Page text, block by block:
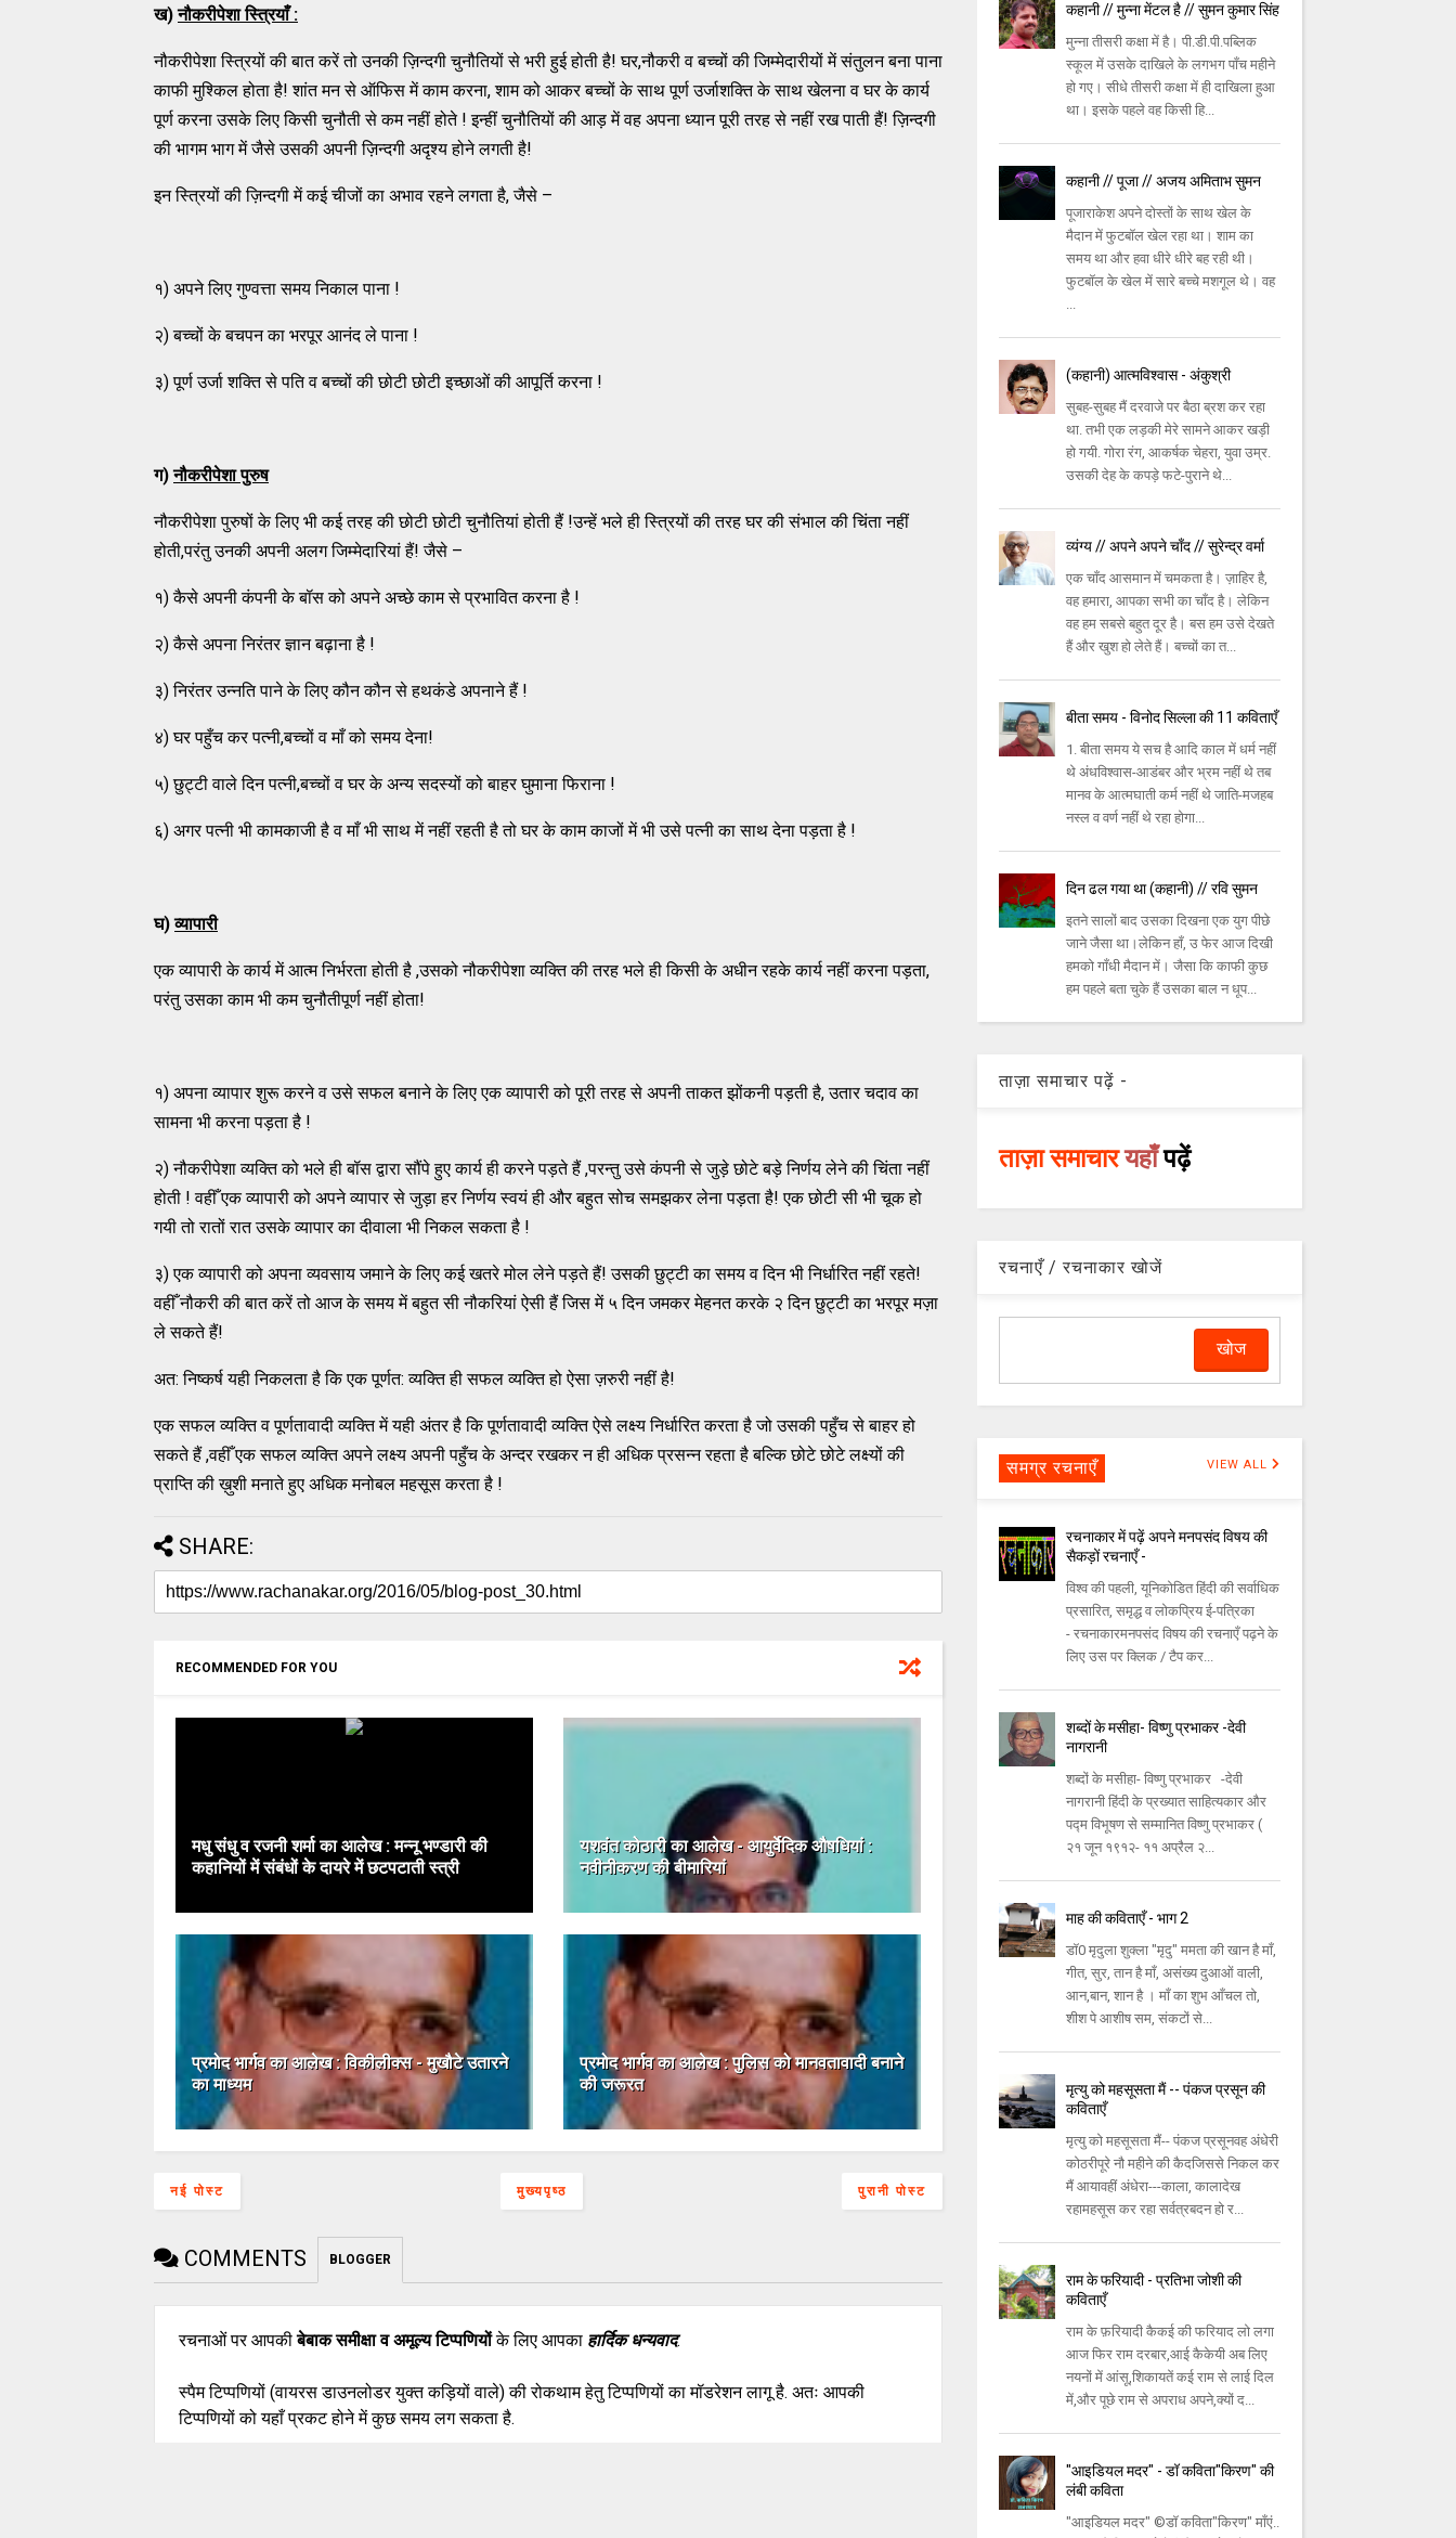
ख)नौकरीपेशा स्त्रियाँ:
नौकरीपेशा स्त्रियों की बात करें तो उनकी ज़िन्दगी चुनौतियों से भरी हुई होती है! घर,नौकरी व बच्चों की जिम्मेदारीयों में संतुलन बना पाना
काफी मुश्किल होता है! शांत मन से ऑफिस में काम करना, शाम को आकर बच्चों के साथ पूर्ण उर्जाशक्ति के साथ खेलना व घर के कार्य
पूर्ण करना उसके लिए किसी चुनौती से कम नहीं होते ! इन्हीं चुनौतियों की आड़ में वह अपना ध्यान पूरी तरह से नहीं रख पाती हैं! ज़िन्दगी
की भागम भाग में जैसे उसकी अपनी ज़िन्दगी अदृश्य होने लगती है!
इन स्त्रियों की ज़िन्दगी में कई चीजों का अभाव रहने लगता है, जैसे –
१) अपने लिए गुण्वत्ता समय निकाल पाना !
२) बच्चों के बचपन का भरपूर आनंद ले पाना !
३) पूर्ण उर्जा शक्ति से पति व बच्चों की छोटी छोटी इच्छाओं की आपूर्ति करना !
ग)नौकरीपेशा पुरुष
नौकरीपेशा पुरुषों के लिए भी कई तरह की छोटी छोटी चुनौतियां होती हैं !उन्हें भले ही स्त्रियों की तरह घर की संभाल की चिंता नहीं
होती,परंतु उनकी अपनी अलग जिम्मेदारियां हैं! जैसे –
१) कैसे अपनी कंपनी के बॉस को अपने अच्छे काम से प्रभावित करना है !
२) कैसे अपना निरंतर ज्ञान बढ़ाना है !
३) निरंतर उन्नति पाने के लिए कौन कौन से हथकंडे अपनाने हैं !
४) घर पहुँच कर पत्नी,बच्चों व माँ को समय देना!
५) छुट्टी वाले दिन पत्नी,बच्चों व घर के अन्य सदस्यों को बाहर घुमाना फिराना !
६) अगर पत्नी भी कामकाजी है व माँ भी साथ में नहीं रहती है तो घर के काम काजों में भी उसे पत्नी का साथ देना पड़ता है !
घ)व्यापारी
एक व्यापारी के कार्य में आत्म निर्भरता होती है ,उसको नौकरीपेशा व्यक्ति की तरह भले ही किसी के अधीन रहके कार्य नहीं करना पड़ता,
परंतु उसका काम भी कम चुनौतीपूर्ण नहीं होता!
१) अपना व्यापार शुरू करने व उसे सफल बनाने के लिए एक व्यापारी को पूरी तरह से अपनी ताकत झोंकनी पड़ती है, उतार चदाव का
सामना भी करना पड़ता है !
२) नौकरीपेशा व्यक्ति को भले ही बॉस द्वारा सौंपे हुए कार्य ही करने पड़ते हैं ,परन्तु उसे कंपनी से जुड़े छोटे बड़े निर्णय लेने की चिंता नहीं
होती ! वहीँ एक व्यापारी को अपने व्यापार से जुड़ा हर निर्णय स्वयं ही और बहुत सोच समझकर लेना पड़ता है! एक छोटी सी भी चूक हो
गयी तो रातों रात उसके व्यापार का दीवाला भी निकल सकता है !
३) एक व्यापारी को अपना व्यवसाय जमाने के लिए कई खतरे मोल लेने पड़ते हैं! उसकी छुट्टी का समय व दिन भी निर्धारित नहीं रहते!
वहीँ नौकरी की बात करें तो आज के समय में बहुत सी नौकरियां ऐसी हैं जिस में ५ दिन जमकर मेहनत करके २ दिन छुट्टी का भरपूर मज़ा
ले सकते हैं!
अत: निष्कर्ष यही निकलता है कि एक पूर्णत: व्यक्ति ही सफल व्यक्ति हो ऐसा ज़रुरी नहीं है!
एक सफल व्यक्ति व पूर्णतावादी व्यक्ति में यही अंतर है कि पूर्णतावादी व्यक्ति ऐसे लक्ष्य निर्धारित करता है जो उसकी पहुँच से बाहर हो
सकते हैं ,वहीँ एक सफल व्यक्ति अपने लक्ष्य अपनी पहुँच के अन्दर रखकर न ही अधिक प्रसन्न रहता है बल्कि छोटे छोटे लक्ष्यों की
प्राप्ति की ख़ुशी मनाते हुए अधिक मनोबल महसूस करता है !
SHARE:
RECOMMENDED FOR YOU
मधु संधु व रजनी शर्मा का आलेख : मन्नू भण्डारी की
कहानियों में संबंधों के दायरे में छटपटाती स्त्री
यशवंत कोठारी का आलेख - आयुर्वेदिक औषधियां :
नवीनीकरण की बीमारियां
प्रमोद भार्गव का आलेख : विकीलीक्‍स - मुखौटे उतारने
का माध्‍यम
प्रमोद भार्गव का आलेख : पुलिस को मानवतावादी बनाने
की जरूरत
नई पोस्ट पुरानी पोस्ट
मुख्यपृष्ठ
COMMENTS BLOGGER
रचनाओं पर आपकीबेबाक समीक्षा व अमूल्य टिप्पणियोंके लिए आपका हार्दिक धन्यवाद.
स्पैम टिप्पणियों (वायरस डाउनलोडर युक्त कड़ियों वाले) की रोकथाम हेतु टिप्पणियों का मॉडरेशन लागू है. अतः आपकी
टिप्पणियों को यहाँ प्रकट होने में कुछ समय लग सकता है.
कहानी // मुन्ना मेंटल है // सुमन कुमार सिंह
मुन्ना तीसरी कक्षा में है। पी.डी.पी.पब्लिक
स्कूल में उसके दाखिले के लगभग पाँच महीने
हो गए। सीधे तीसरी कक्षा में ही दाखिला हुआ
था। इसके पहले वह किसी हि...
कहानी // पूजा // अजय अमिताभ सुमन
पूजाराकेश अपने दोस्तों के साथ खेल के
मैदान में फुटबॉल खेल रहा था। शाम का
समय था और हवा धीरे धीरे बह रही थी।
फुटबॉल के खेल में सारे बच्चे मशगूल थे। वह
...
(कहानी) आत्मविश्वास - अंकुश्री
सुबह-सुबह मैं दरवाजे पर बैठा ब्रश कर रहा
था. तभी एक लड़की मेरे सामने आकर खड़ी
हो गयी. गोरा रंग, आकर्षक चेहरा, युवा उम्र.
उसकी देह के कपड़े फटे-पुराने थे...
व्यंग्य // अपने अपने चाँद // सुरेन्द्र वर्मा
एक चाँद आसमान में चमकता है। ज़ाहिर है,
वह हमारा, आपका सभी का चाँद है। लेकिन
वह हम सबसे बहुत दूर है। बस हम उसे देखते
हैं और खुश हो लेते हैं। बच्चों का त...
बीता समय - विनोद सिल्ला की 11 कविताएँ
1. बीता समय ये सच है आदि काल में धर्म नहीं
थे अंधविश्वास-आडंबर और भ्रम नहीं थे तब
मानव के आत्मघाती कर्म नहीं थे जाति-मजहब
नस्ल व वर्ण नहीं थे रहा होगा...
दिन ढल गया था (कहानी) // रवि सुमन
इतने सालों बाद उसका दिखना एक युग पीछे
जाने जैसा था।लेकिन हाँ, उ फेर आज दिखी
हमको गाँधी मैदान में। जैसा कि काफी कुछ
हम पहले बता चुके हैं उसका बाल न धूप...
ताज़ा समाचार पढ़ें -
ताज़ा समाचारयहाँपढ़ें
रचनाएँ / रचनाकार खोजें
समग्र रचनाएँ VIEW ALL
रचनाकार में पढ़ें अपने मनपसंद विषय की
सैकड़ों रचनाएँ -
विश्व की पहली, यूनिकोडित हिंदी की सर्वाधिक
प्रसारित, समृद्ध व लोकप्रिय ई-पत्रिका
- रचनाकारमनपसंद विषय की रचनाएँ पढ़ने के
लिए उस पर क्लिक / टैप कर...
शब्दों के मसीहा- विष्णु प्रभाकर -देवी
नागरानी
शब्दों के मसीहा- विष्णु प्रभाकर -देवी
नागरानी हिंदी के प्रख्यात साहित्यकार और
पद्म विभूषण से सम्मानित विष्णु प्रभाकर (
२१ जून १९१२- ११ अप्रैल २...
माह की कविताएँ - भाग 2
डॉ0 मृदुला शुक्ला "मृदु" ममता की खान है माँ,
गीत, सुर, तान है माँ, असंख्य दुआओं वाली,
आन,बान, शान है । माँ का शुभ आँचल तो,
शीश पे आशीष सम, संकटों से...
मृत्यु को महसूसता मैं -- पंकज प्रसून की
कविताएँ
मृत्यु को महसूसता मैं-- पंकज प्रसूनवह अंधेरी
कोठरीपूरे नौ महीने की कैदजिससे निकल कर
मैं आयावहीं अंधेरा---काला, कालादेख
रहामहसूस कर रहा सर्वत्रबदन हो र...
राम के फरियादी - प्रतिभा जोशी की
कविताएँ
राम के फ़रियादी कैकई की फरियाद लो लगा
आज फिर राम दरबार,आई कैकेयी अब लिए
नयनों में आंसू,शिकायतें कई राम से लाई दिल
में,और पूछे राम से अपराध अपने,क्यों द...
"आइडियल मदर" - डॉ कविता"किरण" की
लंबी कविता
"आइडियल मदर" ©डॉ कविता"किरण" माँएं..